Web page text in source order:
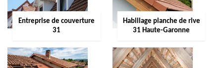
Entreprise de couverture
31
Habillage planche de rive
31 Haute-Garonne